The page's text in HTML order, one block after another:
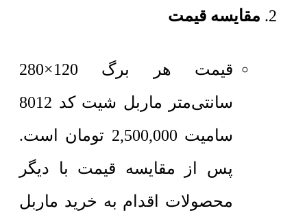
مقایسه قیمت
قیمت هر برگ 120×280
سانتی‌متر
ماربل شیت کد 8012
سامیت 2,500,000 تومان است.
پس از مقایسه قیمت با دیگر
محصولات اقدام به خرید ماربل